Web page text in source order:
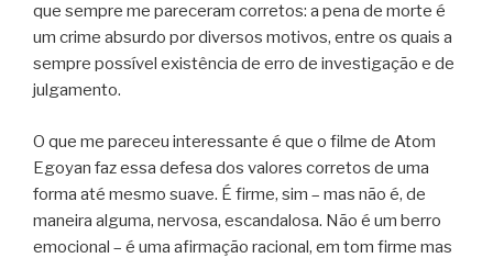
que sempre me pareceram corretos: a pena de morte é
um crime absurdo por diversos motivos, entre os quais a
sempre possível existência de erro de investigação e de
julgamento.
O que me pareceu interessante é que o filme de Atom
Egoyan faz essa defesa dos valores corretos de uma
forma até mesmo suave. É firme, sim – mas não é, de
maneira alguma, nervosa, escandalosa. Não é um berro
emocional – é uma afirmação racional, em tom firme mas